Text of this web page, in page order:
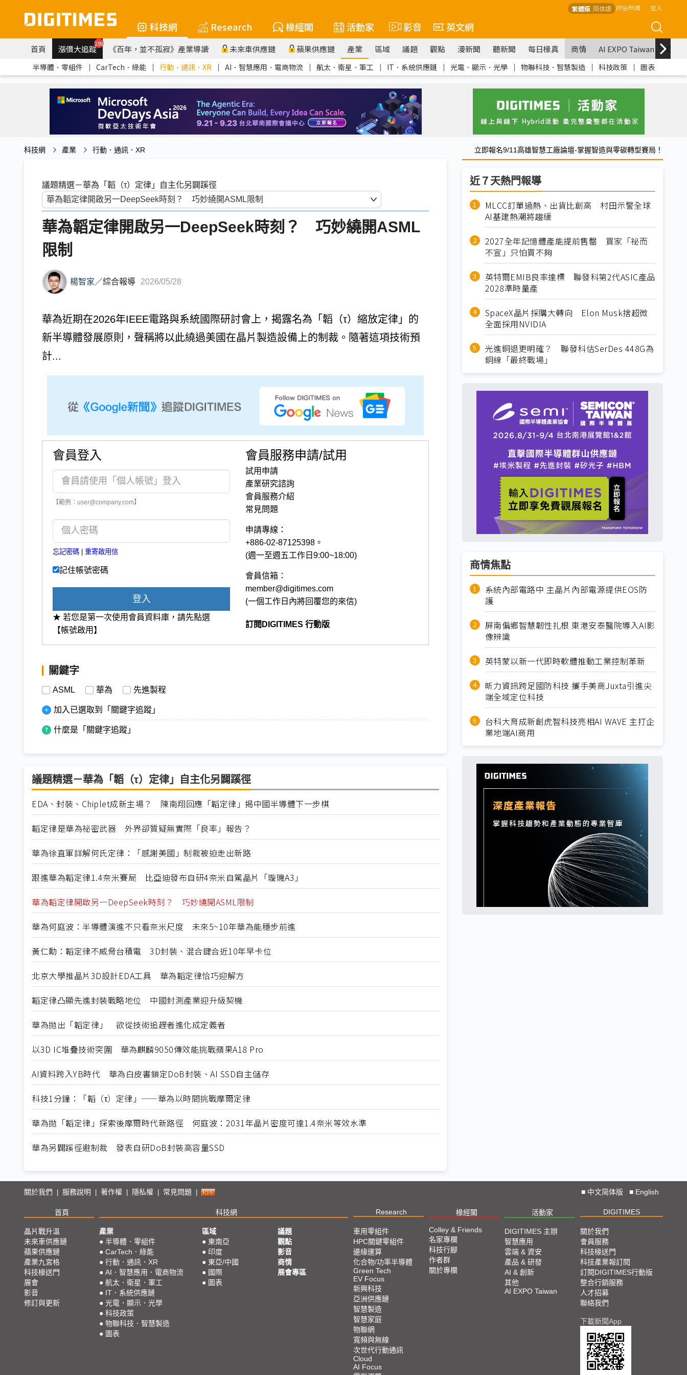
繁體版 简体版 評估申請 登入
科技網 Research 椽經閣 活動家 影音 英文網
首頁 漲價大追蹤259 《百年，並不孤寂》產業導讀 未來車供應鏈 蘋果供應鏈 產業 區域 議題 觀點 漫新聞 聽新聞 每日椽真 商情 AI EXPO Taiwan
半導體．零組件 ｜ CarTech．綠能 ｜ 行動．通訊．XR ｜ AI．智慧應用．電商物流 ｜ 航太．衛星．軍工 ｜ IT．系統供應鏈 ｜ 光電．顯示．光學 ｜ 物聯科技．智慧製造 ｜ 科技政策 ｜ 圖表
科技網 產業 行動．通訊．XR 立即報名9/11高雄智慧工廠論壇-掌握智造與零碳轉型賽局！
議題精選－華為「韜（τ）定律」自主化另闢蹊徑
華為韜定律開啟另一DeepSeek時刻？ 巧妙繞開ASML
限制
楊智家 ／綜合報導 2026/05/28
華為近期在2026年IEEE電路與系統國際研討會上，揭露名為「韜（τ）縮放定律」的
新半導體發展原則，聲稱將以此繞過美國在晶片製造設備上的制裁。隨著這項技術預
計...
會員登入
【範例：user@company.com】
忘記密碼 重寄啟用信
記住帳號密碼
登入
★ 若您是第一次使用會員資料庫，請先點選
【帳號啟用】
會員服務申請/試用
試用申請
產業研究諮詢
會員服務介紹
常見問題
申請專線：
+886-02-87125398。
(週一至週五工作日9:00~18:00)
會員信箱：
member@digitimes.com
(一個工作日內將回覆您的來信)
訂閱DIGITIMES 行動版
關鍵字
ASML 華為 先進製程
加入已選取到「關鍵字追蹤」
什麼是「關鍵字追蹤」
議題精選－華為「韜（τ）定律」自主化另闢蹊徑
EDA、封裝、Chiplet成新主場？ 陳南翔回應「韜定律」揭中國半導體下一步棋
韜定律是華為祕密武器 外界卻質疑無實際「良率」報告？
華為徐直軍詳解何氏定律：「感謝美國」制裁被迫走出新路
跟進華為韜定律1.4奈米賽局 比亞迪發布自研4奈米自駕晶片「璇璣A3」
華為韜定律開啟另一DeepSeek時刻？ 巧妙繞開ASML限制
華為何庭波：半導體演進不只看奈米尺度 未來5~10年華為能穩步前進
黃仁勳：韜定律不威脅台積電 3D封裝、混合鍵合近10年早卡位
北京大學推晶片3D設計EDA工具 華為韜定律恰巧迎解方
韜定律凸顯先進封裝戰略地位 中國封測產業迎升級契機
華為拋出「韜定律」 欲從技術追趕者進化成定義者
以3D IC堆疊技術突圍 華為麒麟9050傳效能挑戰蘋果A18 Pro
AI資料跨入YB時代 華為白皮書鎖定DoB封裝、AI SSD自主儲存
科技1分鐘：「韜（τ）定律」——華為以時間挑戰摩爾定律
華為拋「韜定律」探索後摩爾時代新路徑 何庭波：2031年晶片密度可達1.4奈米等效水準
華為另闢蹊徑避制裁 發表自研DoB封裝高容量SSD
近７天熱門報導
MLCC訂單過熱、出貨比創高 村田示警全球
AI基建熱潮將趨緩
2027全年記憶體產能提前售罄 買家「祕而
不宣」只怕買不夠
英特爾EMIB良率達標 聯發科第2代ASIC產品
2028準時量產
SpaceX晶片採購大轉向 Elon Musk捨超微
全面採用NVIDIA
光進銅退更明確？ 聯發科估SerDes 448G為
銅線「最終戰場」
商情焦點
系統內部電路中 主晶片內部電源提供EOS防
護
屏南偏鄉智慧韌性扎根 東港安泰醫院導入AI影
像辨識
英特蒙以新一代即時軟體推動工業控制革新
昕力資訊跨足國防科技 攜手美商Juxta引進尖
端全域定位科技
台科大育成新創虎智科技亮相AI WAVE 主打企
業地端AI商用
關於我們 服務說明 著作權 隱私權 常見問題 ■ 中文简体版 ■ English
首頁 科技網 Research 椽經閣 活動家 DIGITIMES
晶片戰升溫
未來車供應鏈
蘋果供應鏈
產業九宮格
科技椽送門
展會
影音
修訂與更新
產業
● 半導體．零組件
● CarTech．綠能
● 行動．通訊．XR
● AI．智慧應用．電商物流
● 航太．衛星．軍工
● IT．系統供應鏈
● 光電．顯示．光學
● 科技政策
● 物聯科技．智慧製造
● 圖表
區域
● 東南亞
● 印度
● 東亞/中國
● 國際
● 圖表
議題
觀點
影音
商情
展會專區
車用零組件
HPC關鍵零組件
邊緣運算
化合物/功率半導體
Green Tech
EV Focus
新興科技
亞洲供應鏈
智慧製造
智慧家庭
物聯網
寬頻與無線
次世代行動通訊
Cloud
AI Focus
Colley & Friends
名家專欄
科技行腳
作者群
關於專欄
DIGITIMES 主辦
智慧應用
雲端 & 資安
產品 & 研發
AI & 創新
其他
AI EXPO Taiwan
關於我們
會員服務
科技椽送門
科技產業報訂閱
訂閱DIGITIMES行動版
整合行銷服務
人才招募
聯絡我們
下載新聞App